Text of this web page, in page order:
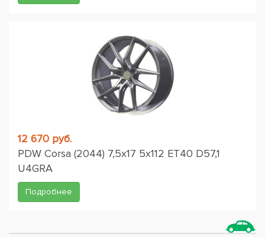
12 670 руб.
PDW Corsa (2044) 7,5x17 5x112 ET40 D57,1
U4GRA
Подробнее